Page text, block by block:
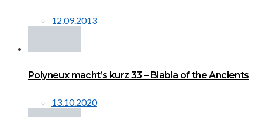
12.09.2013
Polyneux macht’s kurz 33 – Blabla of the Ancients
13.10.2020